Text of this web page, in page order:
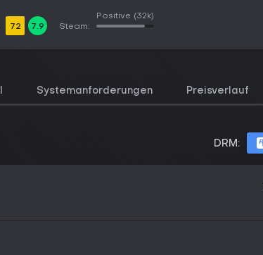
72 7.9 Steam:
Positive (32k)
Systemanforderungen Preisverlauf
DRM: